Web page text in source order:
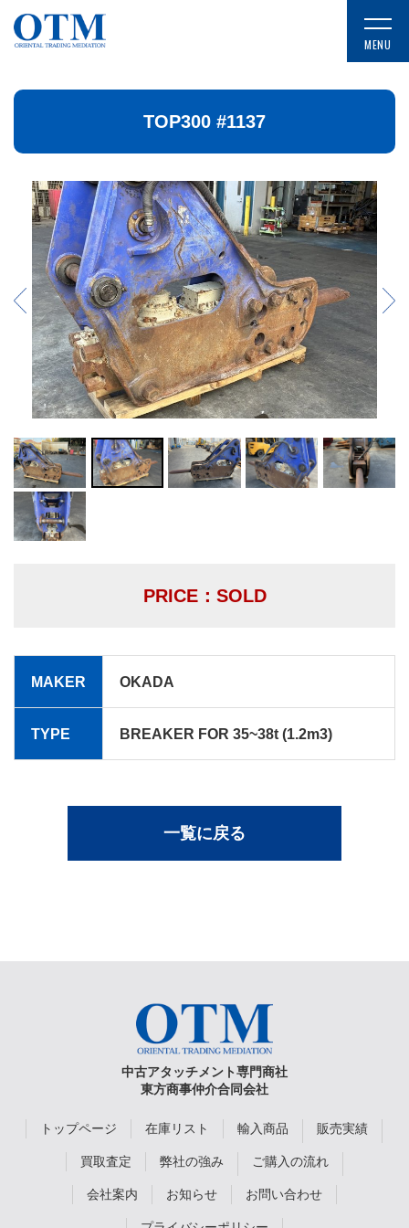
TOP300 #1137
PRICE：SOLD
MAKER OKADA
TYPE BREAKER FOR 35~38t (1.2m3)
一覧に戻る
中古アタッチメント専門商社
東方商事仲介合同会社
トップページ 在庫リスト 輸入商品 販売実績
買取査定 弊社の強み ご購入の流れ
会社案内 お知らせ お問い合わせ